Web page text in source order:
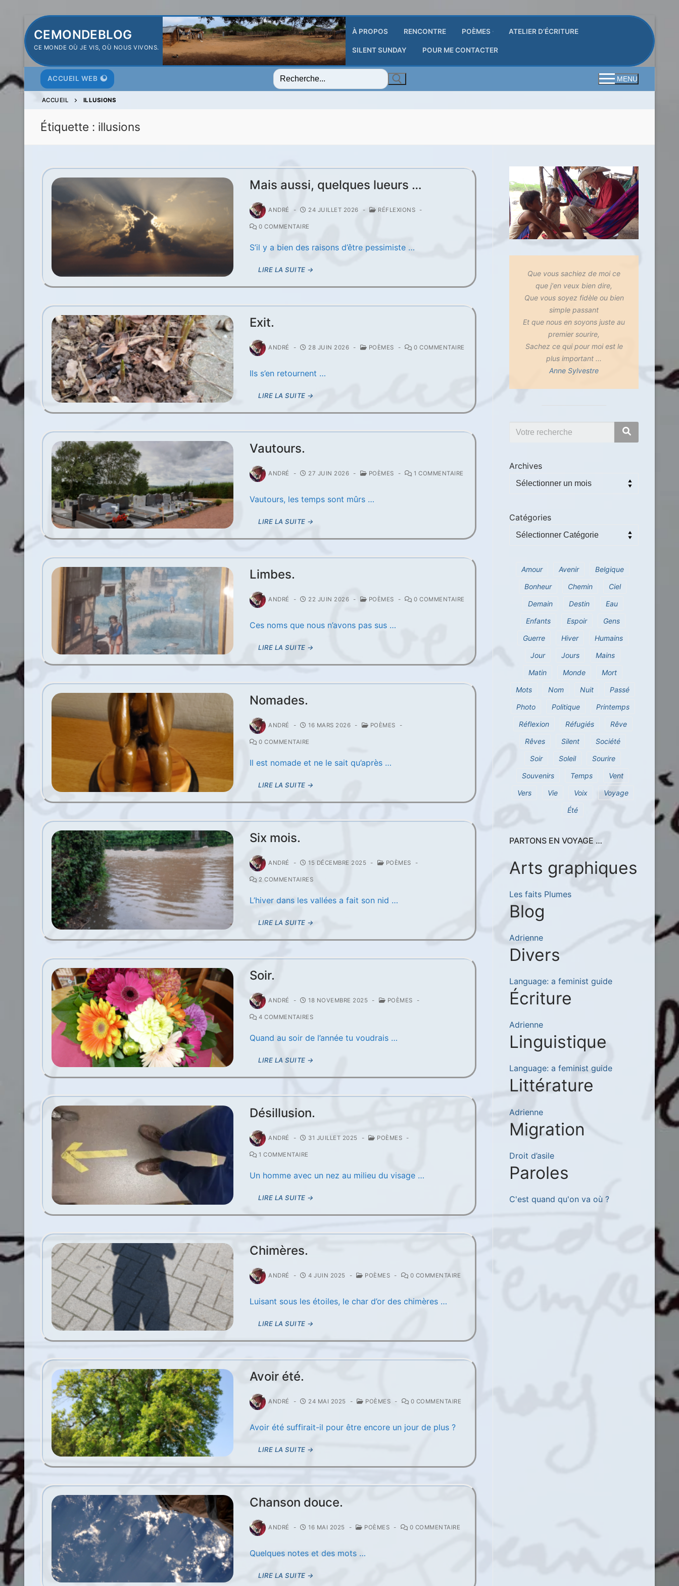
Aller
au
contenu
CEMONDEBLOG
CE MONDE OÙ JE VIS, OÙ NOUS VIVONS.
À PROPOS RENCONTRE POÈMES ATELIER D’ÉCRITURE
SILENT SUNDAY POUR ME CONTACTER
ACCUEIL WEB
Rechercher
:
MENU
ACCUEIL ILLUSIONS
Étiquette : illusions
Mais aussi, quelques lueurs …
ANDRÉ - 24 JUILLET 2026 - RÉFLEXIONS -
0 COMMENTAIRE
S’il y a bien des raisons d’être pessimiste …
LIRE LA SUITE →
Exit.
ANDRÉ - 28 JUIN 2026 - POÈMES - 0 COMMENTAIRE
Ils s’en retournent …
LIRE LA SUITE →
Vautours.
ANDRÉ - 27 JUIN 2026 - POÈMES - 1 COMMENTAIRE
Vautours, les temps sont mûrs …
LIRE LA SUITE →
Limbes.
ANDRÉ - 22 JUIN 2026 - POÈMES - 0 COMMENTAIRE
Ces noms que nous n’avons pas sus …
LIRE LA SUITE →
Nomades.
ANDRÉ - 16 MARS 2026 - POÈMES -
0 COMMENTAIRE
Il est nomade et ne le sait qu’après …
LIRE LA SUITE →
Six mois.
ANDRÉ - 15 DÉCEMBRE 2025 - POÈMES -
2 COMMENTAIRES
L’hiver dans les vallées a fait son nid …
LIRE LA SUITE →
Soir.
ANDRÉ - 18 NOVEMBRE 2025 - POÈMES -
4 COMMENTAIRES
Quand au soir de l’année tu voudrais …
LIRE LA SUITE →
Désillusion.
ANDRÉ - 31 JUILLET 2025 - POÈMES -
1 COMMENTAIRE
Un homme avec un nez au milieu du visage …
LIRE LA SUITE →
Chimères.
ANDRÉ - 4 JUIN 2025 - POÈMES - 0 COMMENTAIRE
Luisant sous les étoiles, le char d’or des chimères …
LIRE LA SUITE →
Avoir été.
ANDRÉ - 24 MAI 2025 - POÈMES - 0 COMMENTAIRE
Avoir été suffirait-il pour être encore un jour de plus ?
LIRE LA SUITE →
Chanson douce.
ANDRÉ - 16 MAI 2025 - POÈMES - 0 COMMENTAIRE
Quelques notes et des mots …
LIRE LA SUITE →
Que vous sachiez de moi ce
que j'en veux bien dire,
Que vous soyez fidèle ou bien
simple passant
Et que nous en soyons juste au
premier sourire,
Sachez ce qui pour moi est le
plus important ...
Anne Sylvestre
Archives
Catégories
Amour Avenir
Belgique
Bonheur
Chemin
Ciel
Demain
Destin
Eau
Enfants
Espoir
Gens
Guerre
Hiver
Humains
Jour
Jours
Mains
Matin
Monde
Mort
Mots
Nom Nuit
Passé
Photo
Politique
Printemps
Réflexion
Réfugiés
Rêve
Rêves
Silent
Société
Soir
Soleil
Sourire
Souvenirs
Temps
Vent
Vers
Vie Voix
Voyage
Été
PARTONS EN VOYAGE …
Arts graphiques
Les faits Plumes
Blog
Adrienne
Divers
Language: a feminist guide
Écriture
Adrienne
Linguistique
Language: a feminist guide
Littérature
Adrienne
Migration
Droit d’asile
Paroles
C'est quand qu'on va où ?